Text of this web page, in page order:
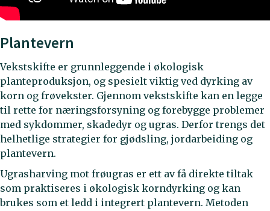
Plantevern
Vekstskifte er grunnleggende i økologisk
planteproduksjon, og spesielt viktig ved dyrking av
korn og frøvekster. Gjennom vekstskifte kan en legge
til rette for næringsforsyning og forebygge problemer
med sykdommer, skadedyr og ugras. Derfor trengs det
helhetlige strategier for gjødsling, jordarbeiding og
plantevern.
Ugrasharving mot frøugras er ett av få direkte tiltak
som praktiseres i økologisk korndyrking og kan
brukes som et ledd i integrert plantevern. Metoden